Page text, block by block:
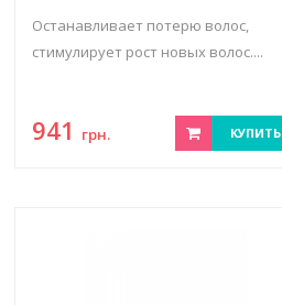
Останавливает потерю волос,
стимулирует рост новых волос....
941 грн. КУПИТЬ